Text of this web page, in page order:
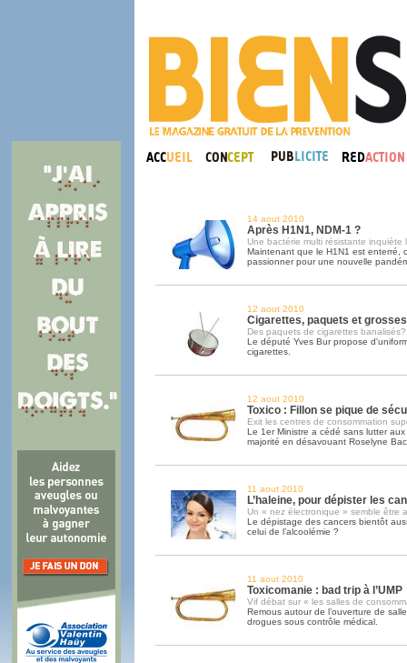
14 aout 2010
Après H1N1, NDM-1 ?
Une bactérie multi résistante inquiète
Maintenant que le H1N1 est enterré,
passionner pour une nouvelle
12 aout 2010
Cigarettes, paquets et
Des paquets de cigarettes banalisés?
Le député Yves Bur propose
cigarettes.
12 aout 2010
Toxico : Fillon se pique de
Exit les centres de consommation
Le 1er Ministre a cédé sans lutter
majorité en désavouant Roselyne
11 aout 2010
L’haleine, pour dépister les
Un « nez électronique » semble être
Le dépistage des cancers bientôt
celui de l’alcoolémie ?
11 aout 2010
Toxicomanie : bad trip à l’UMP
Vif débat sur « les salles de
Remous autour de l’ouverture de
drogues sous contrôle médical.